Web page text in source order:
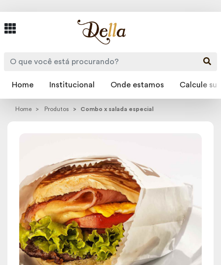
Home Institucional Onde estamos Calcule
Home Produtos Combo x salada especial